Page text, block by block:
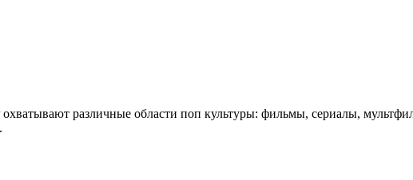
различные области поп культуры: фильмы, сериалы,